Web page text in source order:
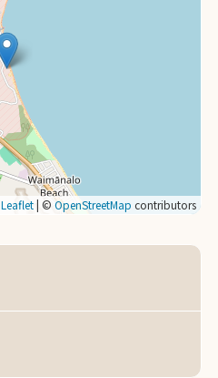
Leaflet ©OpenStreetMap contributors